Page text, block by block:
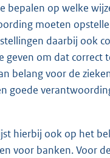
bepalen op welke
moeten
daarbij ook
geven om dat correct
belang voor de
goede
hierbij ook op het
voor banken. Voor de